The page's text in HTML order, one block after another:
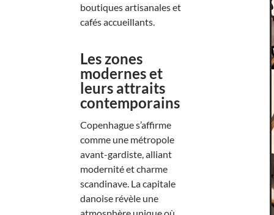
boutiques artisanales et
cafés accueillants.
Les zones
modernes et
leurs attraits
contemporains
Copenhague s’affirme
comme une métropole
avant-gardiste, alliant
modernité et charme
scandinave. La capitale
danoise révèle une